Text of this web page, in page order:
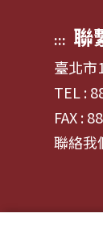
::: 聯
臺北市
TEL :
FAX :
聯絡我